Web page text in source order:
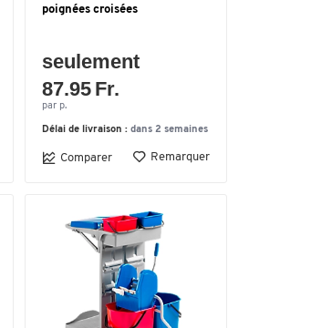
poignées croisées
seulement
87.95 Fr.
par p.
Délai de livraison : dans 2 semaines
Comparer Remarquer